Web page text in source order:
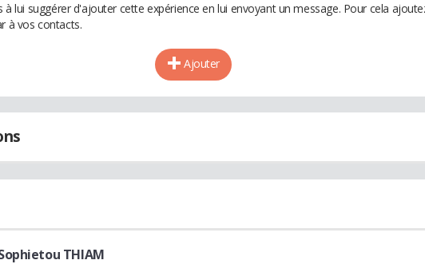
à lui suggérer d'ajouter cette expérience en lui envoyant un message. Pour cela
à vos contacts.
Ajouter
THIAM